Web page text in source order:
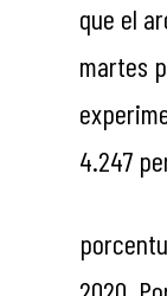
que el
martes
4.247